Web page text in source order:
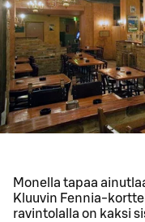
Monella tapaa
Kluuvin Fennia-
ravintolalla on kaksi